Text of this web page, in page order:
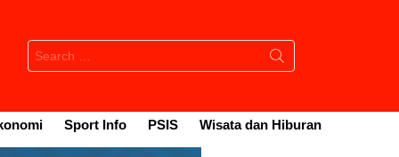
Search
for:
Sport Info PSIS Wisata dan Hiburan